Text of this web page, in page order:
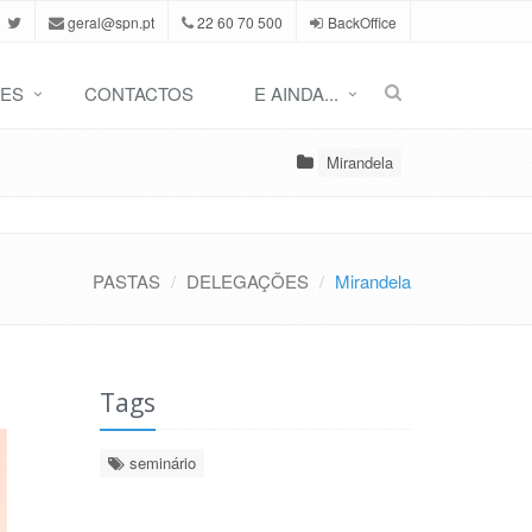
geral@spn.pt 22 60 70 500 BackOffice
CONTACTOS E AINDA...
Mirandela
PASTAS DELEGAÇÕES Mirandela
Tags
seminário